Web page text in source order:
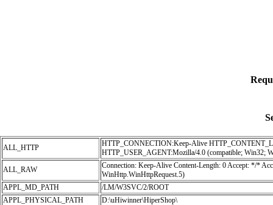
ALL_HTTP
HTTP_CONNECTION:Keep-Alive
HTTP_USER_AGENT:Mozilla/4.0 (compatible; Win32;
ALL_RAW
Connection: Keep-Alive Content-Length: 0 Accept: */*
WinHttp.WinHttpRequest.5)
APPL_MD_PATH
/LM/W3SVC/2/ROOT
APPL_PHYSICAL_PATH
D:\uHiwinner\HiperShop\